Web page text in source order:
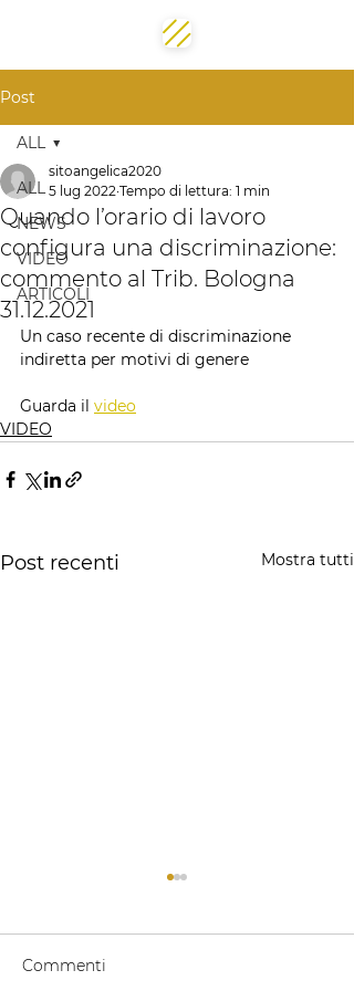
Post
ALL
NEWS
VIDEO
ARTICOLI
ALL
Quando l’orario di lavoro
configura una discriminazione:
commento al Trib. Bologna
31.12.2021
sitoangelica2020
5 lug 2022 Tempo di lettura: 1 min
Un caso recente di discriminazione
indiretta per motivi di genere
Guarda il video
VIDEO
Post recenti Mostra tutti
Commenti